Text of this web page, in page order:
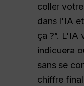
coller
dans l'IA
ça ?”. L'IA
indiquera
sans se
chiffre final.